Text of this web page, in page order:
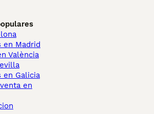
en Madrid
València
en Galicia
en